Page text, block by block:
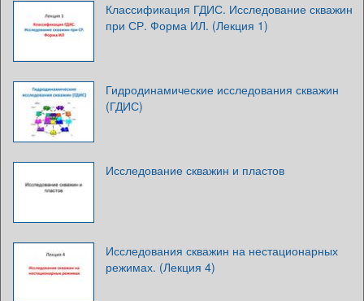
Классификация ГДИС. Исследование скважин
при СР. Форма ИЛ. (Лекция 1)
Гидродинамические исследования скважин
(ГДИС)
Исследование скважин и пластов
Исследования скважин на нестационарных
режимах. (Лекция 4)